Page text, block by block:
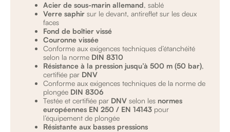
Acier de sous-marin allemand, sablé
Verre saphir sur le devant, antireflet sur les deux
faces
Fond de boîtier vissé
Couronne vissée
Conforme aux exigences techniques d’étanchéité
selon la norme DIN 8310
Résistance à la pression jusqu’à 500 m (50 bar),
certifiée par DNV
Conforme aux exigences techniques de la norme de
plongée DIN 8306
Testée et certifiée par DNV selon les normes
européennes EN 250 / EN 14143 pour
l’équipement de plongée
Résistante aux basses pressions